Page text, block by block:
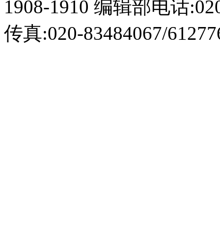
1908-1910 编辑部电话
传真:020-83484067/